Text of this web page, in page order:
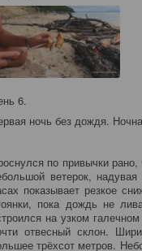
6.
ночь без дождя.
по привычки
ветерок,
показывает резкое
пока дождь не
на узком
отвесный склон.
трёхсот метров.
замечания.